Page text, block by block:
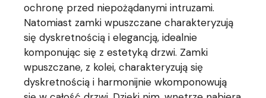
ochronę przed niepożądanymi intruzami.
Natomiast zamki wpuszczane charakteryzują
się dyskretnością i elegancją, idealnie
komponując się z estetyką drzwi. Zamki
wpuszczane, z kolei, charakteryzują się
dyskretnością i harmonijnie wkomponowują